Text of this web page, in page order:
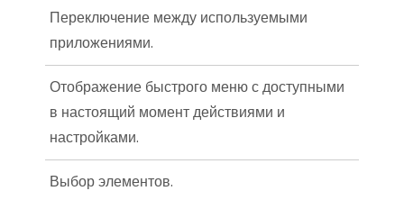
Переключение между используемыми
приложениями.
Отображение быстрого меню с доступными
в настоящий момент действиями и
настройками.
Выбор элементов.